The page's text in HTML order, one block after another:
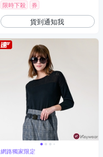
限時下殺 券
貨到通知我
網路獨家限定